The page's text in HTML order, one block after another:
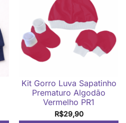
Kit Gorro Luva Sapatinho
Prematuro Algodão
Vermelho PR1
R$29,90